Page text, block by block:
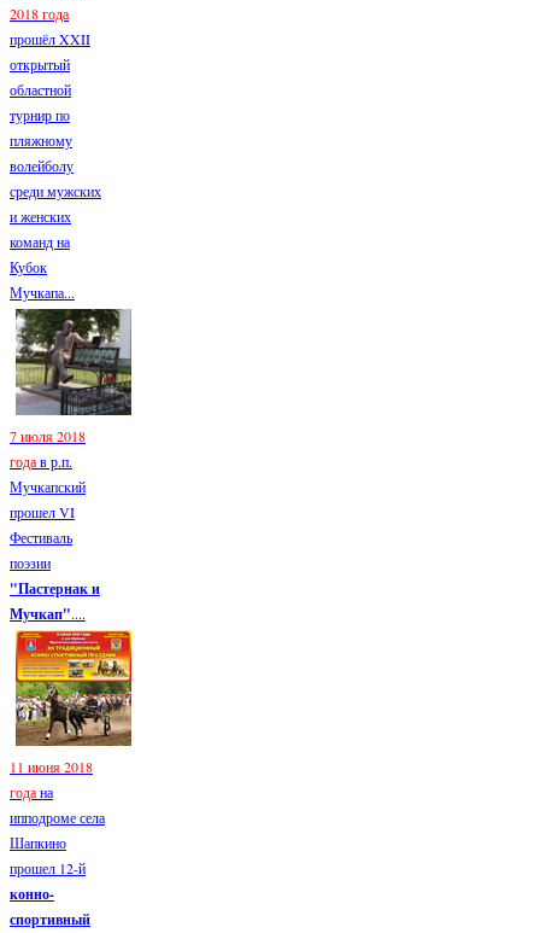
2018 года
прошёл XXII
открытый
областной
турнир по
пляжному
волейболу
среди мужских
и женских
команд на
Кубок
Мучкапа...
7 июля 2018
годав р.п.
Мучкапский
прошел VI
Фестиваль
поэзии
"Пастернак и
Мучкап"....
11 июня 2018
годана
ипподроме села
Шапкино
прошел 12-й
конно-
спортивный